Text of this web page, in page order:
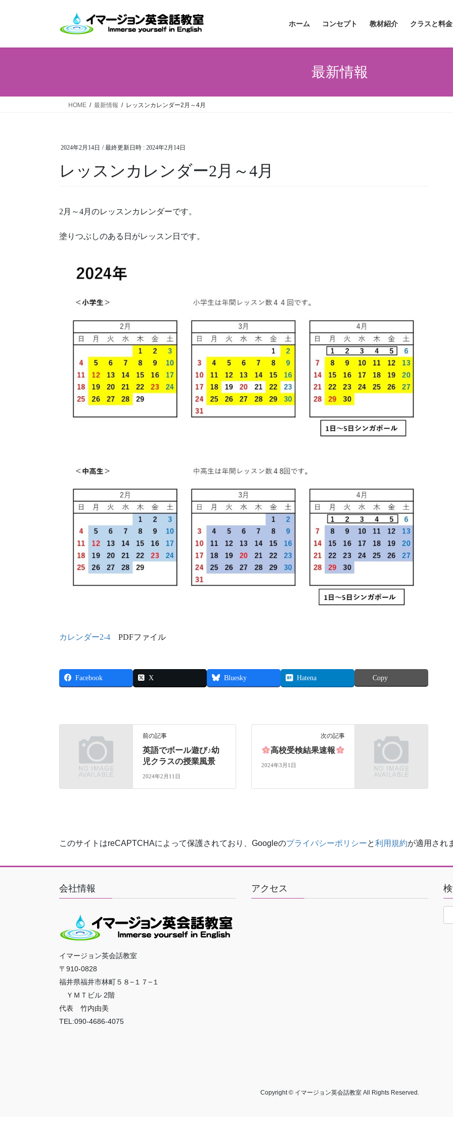
ホーム コンセプト 教材紹介 クラスと料金
最新情報
HOME 最新情報 レッスンカレンダー2月～4月
2024年2月14日 / 最終更新日時 : 2024年2月14日
レッスンカレンダー2月～4月
2月～4月のレッスンカレンダーです。
塗りつぶしのある日がレッスン日です。
カレンダー2-4 PDFファイル
Facebook X Bluesky Hatena Copy
前の記事
英語でボール遊び♪幼
児クラスの授業風景
2024年2月11日
次の記事
高校受検結果速報
2024年3月1日
このサイトはreCAPTCHAによって保護されており、Googleのプライバシーポリシーと利用規約が適用され
会社情報
イマージョン英会話教室
〒910-0828
福井県福井市林町５８−１７−１
ＹＭＴビル 2階
代表 竹内由美
TEL:090-4686-4075
アクセス
Copyright © イマージョン英会話教室 All Rights Reserved.